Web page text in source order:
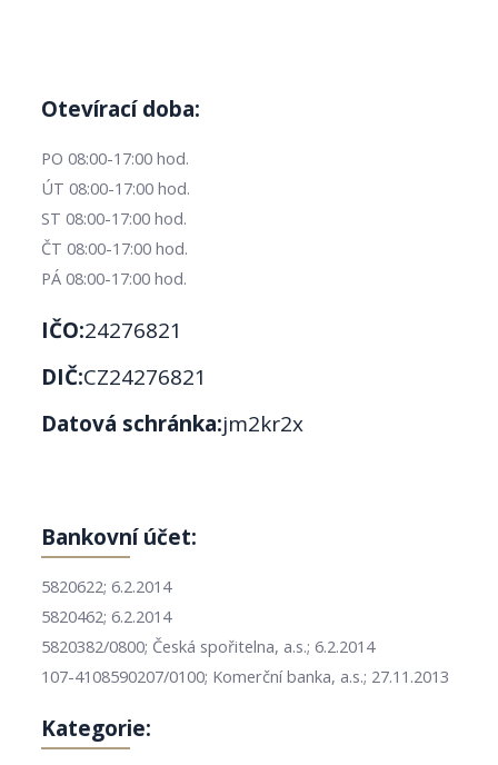
Otevírací doba:
PO 08:00-17:00 hod.
ÚT 08:00-17:00 hod.
ST 08:00-17:00 hod.
ČT 08:00-17:00 hod.
PÁ 08:00-17:00 hod.
IČO:24276821
DIČ:CZ24276821
Datová schránka:jm2kr2x
Bankovní účet:
5820622; 6.2.2014
5820462; 6.2.2014
5820382/0800; Česká spořitelna, a.s.; 6.2.2014
107-4108590207/0100; Komerční banka, a.s.; 27.11.2013
Kategorie: